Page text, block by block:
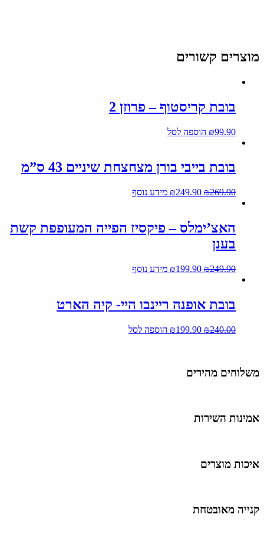
מוצרים קשורים
בובת קריסטוף – פרוזן 2
₪99.90 הוספה לסל
בובת בייבי בורן מצחצחת שיניים 43 ס”מ
₪269.90
₪249.90 מידע נוסף
האצ’ימלס – פיקסיז הפייה המעופפת קשת
בענן
₪249.90
₪199.90 מידע נוסף
בובת אופנה ריינבו היי- קיה הארט
₪240.00
₪199.90 הוספה לסל
משלוחים מהירים
אמינות השירות
איכות מוצרים
קנייה מאובטחת